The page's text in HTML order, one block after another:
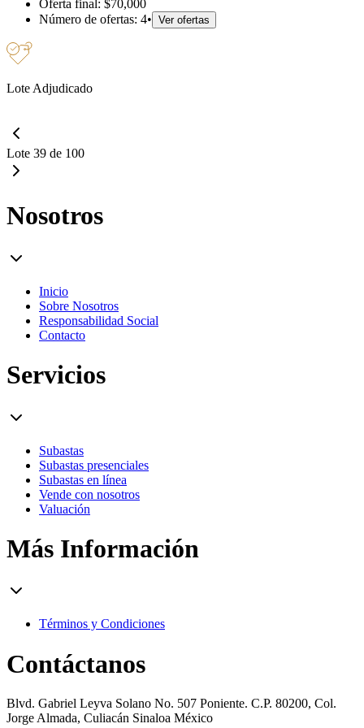
Oferta final: $70,000
Número de ofertas: 4• Ver ofertas
Lote Adjudicado
Lote 39 de 100
Nosotros
Inicio
Sobre Nosotros
Responsabilidad Social
Contacto
Servicios
Subastas
Subastas presenciales
Subastas en línea
Vende con nosotros
Valuación
Más Información
Términos y Condiciones
Contáctanos
Blvd. Gabriel Leyva Solano No. 507 Poniente. C.P. 80200, Col.
Jorge Almada, Culiacán Sinaloa México